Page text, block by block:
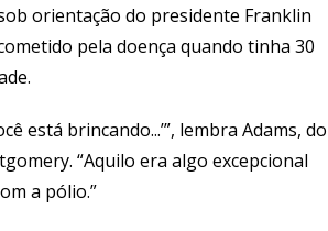
orientação do presidente Franklin
pela doença quando tinha 30
está brincando...’”, lembra Adams, do
“Aquilo era algo excepcional
a pólio.”